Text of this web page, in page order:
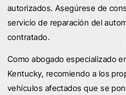
autorizados. Asegúrese de
servicio de reparación del
contratado.
Como abogado especializado
Kentucky, recomiendo a los
vehículos afectados que se